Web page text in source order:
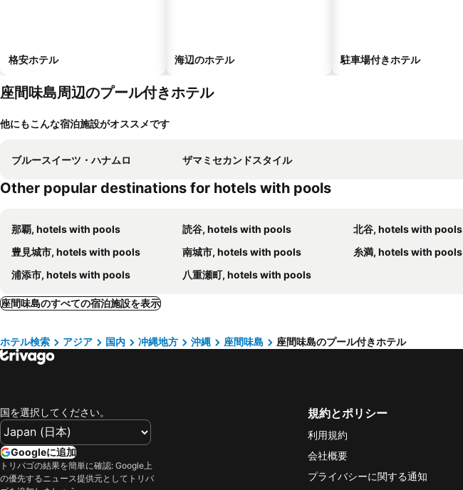
格安ホテル 海辺のホテル 駐車場付きホテル
座間味島周辺のプール付きホテル
他にもこんな宿泊施設がオススメです
ブルースイーツ・ハナムロ ザマミセカンドスタイル
Other popular destinations for hotels with pools
那覇, hotels with pools 読谷, hotels with pools 北谷, hotels with pools
豊見城市, hotels with pools
南城市, hotels with pools 糸満, hotels with pools
浦添市, hotels with pools
八重瀬町, hotels with pools
座間味島のすべての宿泊施設を表示
ホテル検索 アジア 国内 冲縄地方 沖縄 座間味島 座間味島のプール付きホテル
国を選択してください。
Googleに追加
トリバゴの結果を簡単に確認: Google上
の優先するニュース提供元としてトリバ
規約とポリシー
利用規約
会社概要
プライバシーに関する通知